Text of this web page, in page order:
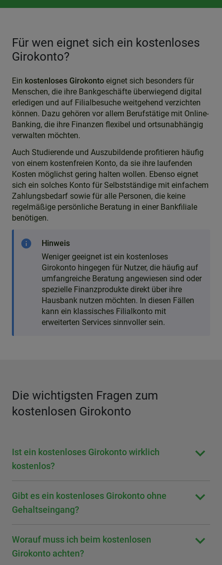
Für wen eignet sich ein kostenloses
Girokonto?
Ein kostenloses Girokonto eignet sich besonders für
Menschen, die ihre Bankgeschäfte überwiegend digital
erledigen und auf Filialbesuche weitgehend verzichten
können. Dazu gehören vor allem Berufstätige mit Online-
Banking, die ihre Finanzen flexibel und ortsunabhängig
verwalten möchten.
Auch Studierende und Auszubildende profitieren häufig
von einem kostenfreien Konto, da sie ihre laufenden
Kosten möglichst gering halten wollen. Ebenso eignet
sich ein solches Konto für Selbstständige mit einfachem
Zahlungsbedarf sowie für alle Personen, die keine
regelmäßige persönliche Beratung in einer Bankfiliale
benötigen.
info
Hinweis
Weniger geeignet ist ein kostenloses
Girokonto hingegen für Nutzer, die häufig auf
umfangreiche Beratung angewiesen sind oder
spezielle Finanzprodukte direkt über ihre
Hausbank nutzen möchten. In diesen Fällen
kann ein klassisches Filialkonto mit
erweiterten Services sinnvoller sein.
Die wichtigsten Fragen zum
kostenlosen Girokonto
Ist ein kostenloses Girokonto wirklich
kostenlos?
Gibt es ein kostenloses Girokonto ohne
Gehaltseingang?
Worauf muss ich beim kostenlosen
Girokonto achten?